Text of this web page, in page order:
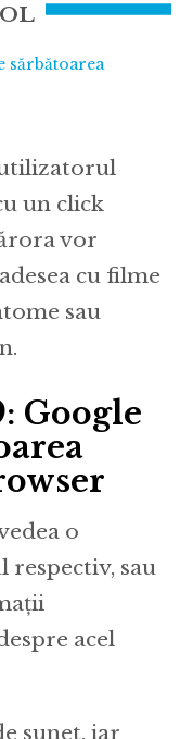
sărbătoarea
un click
vor
cu filme
sau
Google
o
respectiv, sau
acel
sunet, iar